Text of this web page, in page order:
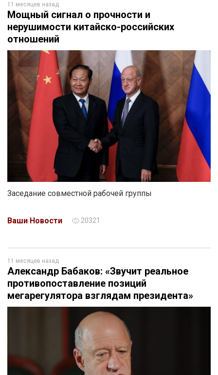
11 месяцев назад
Мощный сигнал о прочности и
нерушимости китайско-российских
отношений
Заседание совместной рабочей группы
Ваши Новости 20321
11 месяцев назад
Александр Бабаков: «Звучит реальное
противопоставление позиций
мегарегулятора взглядам президента»